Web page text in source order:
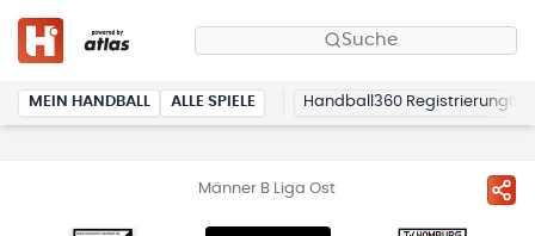
Suche
MEIN HANDBALL ALLE SPIELE Handball360 Registrierung
Männer B Liga Ost